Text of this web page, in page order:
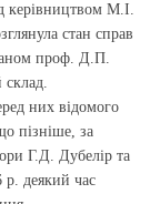
керівництвом М.І.
стан справ
проф. Д.П.
склад.
них відомого
пізніше, за
Г.Д. Дубелір та
р. деякий час